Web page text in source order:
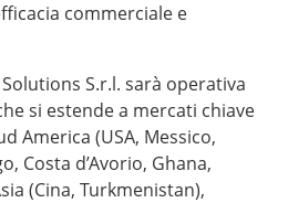
commerciale e
S.r.l. sarà operativa
si estende a mercati chiave
America (USA, Messico,
Costa d’Avorio, Ghana,
(Cina, Turkmenistan),